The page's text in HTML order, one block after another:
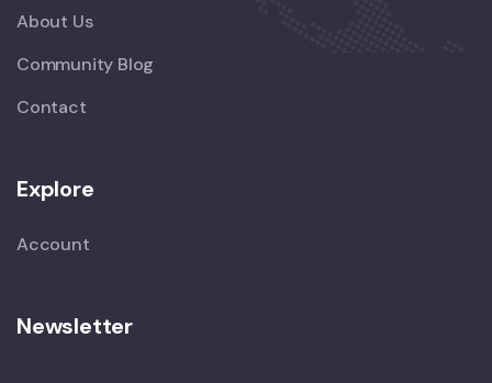
About Us
Community Blog
Contact
Explore
Account
Newsletter